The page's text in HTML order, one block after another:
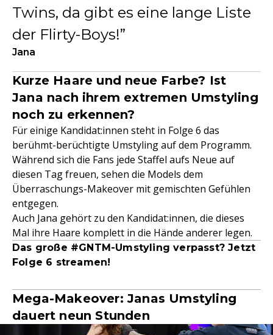
Twins, da gibt es eine lange Liste
der Flirty-Boys!
Jana
Kurze Haare und neue Farbe? Ist
Jana nach ihrem extremen Umstyling
noch zu erkennen?
Für einige Kandidat:innen steht in Folge 6 das
berühmt-berüchtigte Umstyling auf dem Programm.
Während sich die Fans jede Staffel aufs Neue auf
diesen Tag freuen, sehen die Models dem
Überraschungs-Makeover mit gemischten Gefühlen
entgegen.
Auch Jana gehört zu den Kandidat:innen, die dieses
Mal ihre Haare komplett in die Hände anderer legen.
Das große #GNTM-Umstyling verpasst? Jetzt
Folge 6 streamen!
Mega-Makeover: Janas Umstyling
dauert neun Stunden